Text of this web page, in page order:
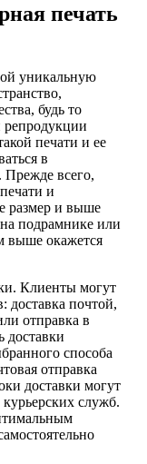
печать
уникальную
будь то
репродукции
печати и ее
в
Прежде всего,
и
размер и выше
подрамнике или
выше окажется
Клиенты могут
доставка почтой,
отправка в
способа
отправка
доставки могут
служб.